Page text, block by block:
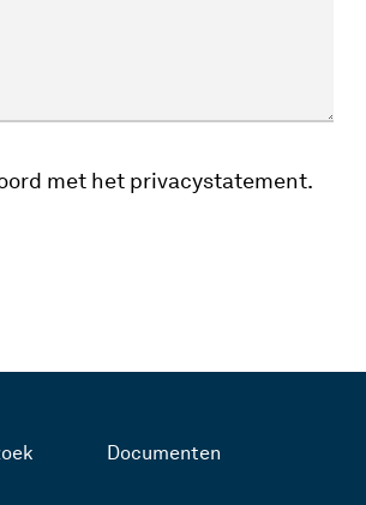
met het privacystatement.
Documenten